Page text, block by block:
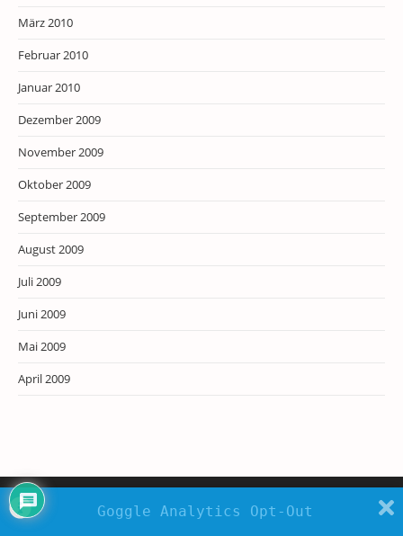
März 2010
Februar 2010
Januar 2010
Dezember 2009
November 2009
Oktober 2009
September 2009
August 2009
Juli 2009
Juni 2009
Mai 2009
April 2009
Goggle Analytics Opt-Out